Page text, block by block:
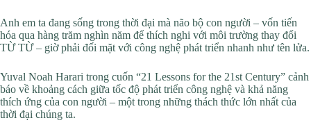
Anh em ta đang sống trong thời đại mà não bộ con người – vốn tiến
hóa qua hàng trăm nghìn năm để thích nghi với môi trường thay đổi
TỪ TỪ – giờ phải đối mặt với công nghệ phát triển nhanh như tên lửa.
Yuval Noah Harari trong cuốn “21 Lessons for the 21st Century” cảnh
báo về khoảng cách giữa tốc độ phát triển công nghệ và khả năng
thích ứng của con người – một trong những thách thức lớn nhất của
thời đại chúng ta.